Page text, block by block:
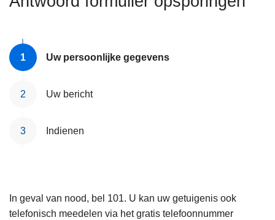
Uw persoonlijke gegevens
Uw bericht
Indienen
In geval van nood, bel 101. U kan uw getuigenis ook
telefonisch meedelen via het gratis telefoonnummer